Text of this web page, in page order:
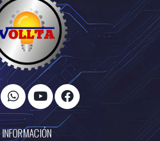
INFORMACIÓN